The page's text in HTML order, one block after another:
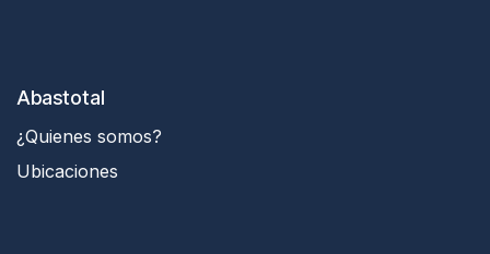
Abastotal
¿Quienes somos?
Ubicaciones